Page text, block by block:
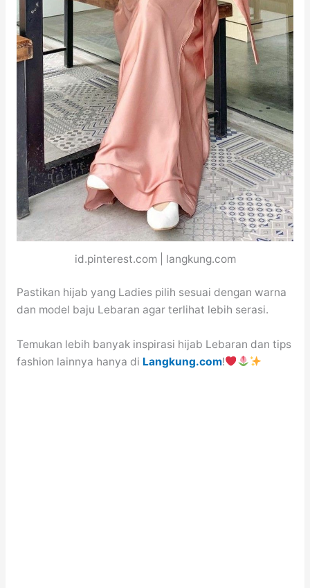
id.pinterest.com | langkung.com
Pastikan hijab yang Ladies pilih sesuai dengan warna
dan model baju Lebaran agar terlihat lebih serasi.
Temukan lebih banyak inspirasi hijab Lebaran dan tips
fashion lainnya hanya di Langkung.com!